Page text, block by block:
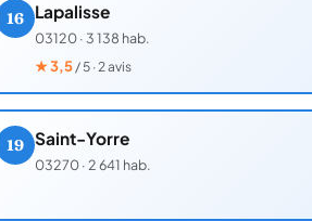
16 Lapalisse
03120·3 138 hab.
★3,5/ 5 · 2 avis
19 Saint-Yorre
03270·2 641 hab.